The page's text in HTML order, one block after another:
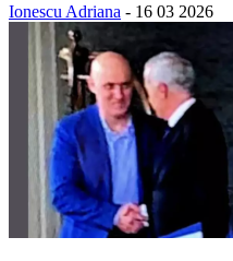
Ionescu Adriana - 16 03 2026